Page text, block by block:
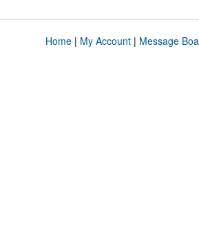
Home| My Account| Message